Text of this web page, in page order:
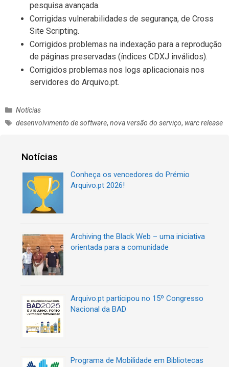
pesquisa avançada.
Corrigidas vulnerabilidades de segurança, de Cross
Site Scripting.
Corrigidos problemas na indexação para a reprodução
de páginas preservadas (índices CDXJ inválidos).
Corrigidos problemas nos logs aplicacionais nos
servidores do Arquivo.pt.
C
a
Notícias
E
desenvolvimento de software,nova versão do serviço, warc release
Notícias
Conheça os vencedores do Prémio
Arquivo.pt 2026!
Archiving the Black Web – uma iniciativa
orientada para a comunidade
Arquivo.pt participou no 15º Congresso
Nacional da BAD
Programa de Mobilidade em Bibliotecas